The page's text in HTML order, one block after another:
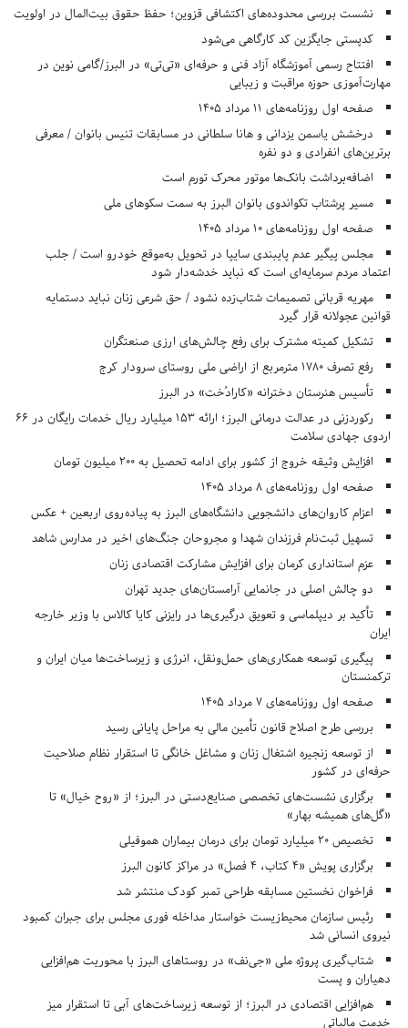
نشست بررسی محدوده‌های اکتشافی قزوین؛ حفظ حقوق بیت‌المال در اولویت
کدپستی جایگزین کد کارگاهی می‌شود
افتتاح رسمی آموزشگاه آزاد فنی و حرفه‌ای «تی‌تی» در البرز/گامی نوین در
مهارت‌آموزی حوزه مراقبت و زیبایی
صفحه اول روزنامه‌های 11 مرداد 1405
درخشش یاسمن یزدانی و هانا سلطانی در مسابقات تنیس بانوان / معرفی
برترین‌های انفرادی و دو نفره
اضافه‌برداشت بانک‌ها موتور محرک تورم است
مسیر پرشتاب تکواندوی بانوان البرز به سمت سکوهای ملی
صفحه اول روزنامه‌های 10 مرداد 1405
مجلس پیگیر عدم پایبندی سایپا در تحویل به‌موقع خودرو است / جلب
اعتماد مردم سرمایه‌ای است که نباید خدشه‌دار شود
مهریه قربانی تصمیمات شتاب‌زده نشود / حق شرعی زنان نباید دستمایه
قوانین عجولانه قرار گیرد
تشکیل کمیته مشترک برای رفع چالش‌های ارزی صنعتگران
رفع تصرف ۱۷۸۰ مترمربع از اراضی ملی روستای سرودار کرج
تأسیس هنرستان دخترانه «کارادُخت» در البرز
رکوردزنی در عدالت درمانی البرز؛ ارائه ۱۵۳ میلیارد ریال خدمات رایگان در ۶۶
اردوی جهادی سلامت
افزایش وثیقه خروج از کشور برای ادامه تحصیل به ۲۰۰ میلیون تومان
صفحه اول روزنامه‌های 8 مرداد 1405
اعزام کاروان‌های دانشجویی دانشگاه‌های البرز به پیاده‌روی اربعین + عکس
تسهیل ثبت‌نام فرزندان شهدا و مجروحان جنگ‌های اخیر در مدارس شاهد
عزم استانداری کرمان برای افزایش مشارکت اقتصادی زنان
دو چالش اصلی در جانمایی آرامستان‌های جدید تهران
تأکید بر دیپلماسی و تعویق درگیری‌ها در رایزنی کایا کالاس با وزیر خارجه
ایران
پیگیری توسعه همکاری‌های حمل‌ونقل، انرژی و زیرساخت‌ها میان ایران و
ترکمنستان
صفحه اول روزنامه‌های 7 مرداد 1405
بررسی طرح اصلاح قانون تأمین مالی به مراحل پایانی رسید
از توسعه زنجیره اشتغال زنان و مشاغل خانگی تا استقرار نظام صلاحیت
حرفه‌ای در کشور
برگزاری نشست‌های تخصصی صنایع‌دستی در البرز؛ از «روح خیال» تا
«گل‌های همیشه بهار»
تخصیص ۲۰ میلیارد تومان برای درمان بیماران هموفیلی
برگزاری پویش «۴ کتاب، ۴ فصل» در مراکز کانون البرز
فراخوان نخستین مسابقه طراحی تمبر کودک منتشر شد
رئیس سازمان محیط‌زیست خواستار مداخله فوری مجلس برای جبران کمبود
نیروی انسانی شد
شتاب‌گیری پروژه ملی «جی‌نف» در روستاهای البرز با محوریت هم‌افزایی
دهیاران و پست
هم‌افزایی اقتصادی در البرز؛ از توسعه زیرساخت‌های آبی تا استقرار میز
خدمت مالیاتی